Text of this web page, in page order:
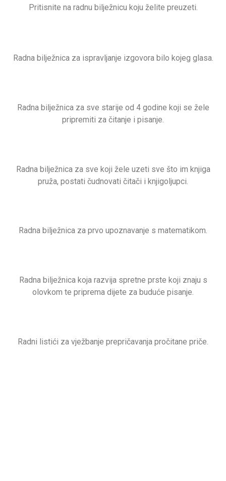
Pritisnite na radnu bilježnicu koju želite preuzeti.
Radna bilježnica za ispravljanje izgovora bilo kojeg glasa.
Radna bilježnica za sve starije od 4 godine koji se žele
pripremiti za čitanje i pisanje.
Radna bilježnica za sve koji žele uzeti sve što im knjiga
pruža, postati čudnovati čitači i knjigoljupci.
Radna bilježnica za prvo upoznavanje s matematikom.
Radna bilježnica koja razvija spretne prste koji znaju s
olovkom te priprema dijete za buduće pisanje.
Radni listići za vježbanje prepričavanja pročitane priče.